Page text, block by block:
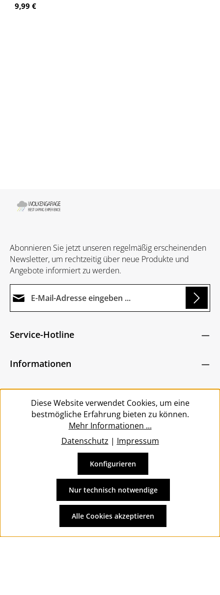
Regulärer Preis:
9,99 €
Abonnieren Sie jetzt unseren regelmäßig erscheinenden
Newsletter, um rechtzeitig über neue Produkte und
Angebote informiert zu werden.
Ich habe dieDatenschutzbestimmungen
bin mit ihnen einverstanden.
Zeichen ein*
Die mit einem Stern (*) markierten Felder sind
Service-Hotline
Informationen
Service
Vertrag widerrufen
und ggf. Nachnahmegebühren, wenn nicht anders
angegeben.
Diese Website verwendet Cookies, um eine
bestmögliche Erfahrung bieten zu können.
Mehr Informationen ...
Datenschutz | Impressum
Nur technisch notwendige
Konfigurieren
Alle Cookies akzeptieren